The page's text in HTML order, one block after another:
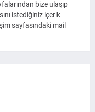
bize ulaşıp
istediğiniz içerik
sayfasındaki mail